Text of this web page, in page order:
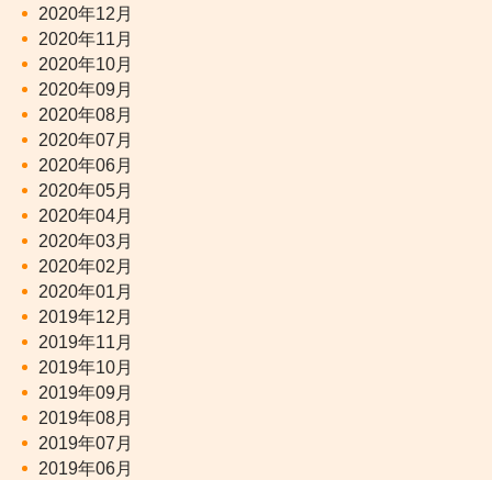
2020年12月
2020年11月
2020年10月
2020年09月
2020年08月
2020年07月
2020年06月
2020年05月
2020年04月
2020年03月
2020年02月
2020年01月
2019年12月
2019年11月
2019年10月
2019年09月
2019年08月
2019年07月
2019年06月